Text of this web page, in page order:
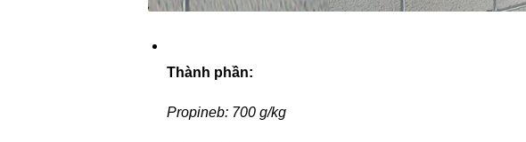
Thành phần:
Propineb: 700 g/kg